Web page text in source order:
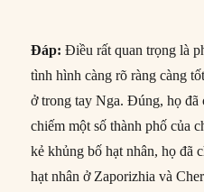
Đáp:Điều rất quan trọng là
tình hình càng rõ ràng càng
ở trong tay Nga. Đúng, họ đã
chiếm một số thành phố của
kẻ khủng bố hạt nhân, họ đã
hạt nhân ở Zaporizhia và